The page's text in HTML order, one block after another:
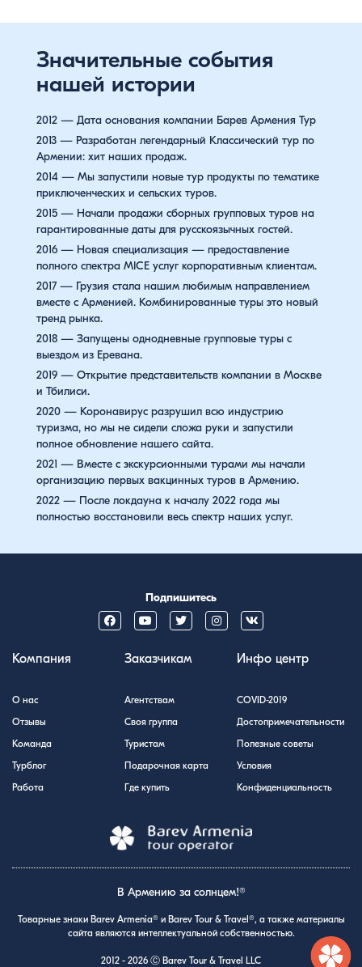
Значительные события
нашей истории
2012 — Дата основания компании Барев Армения Тур
2013 — Разработан легендарный Классический тур по
Армении: хит наших продаж.
2014 — Мы запустили новые тур продукты по тематике
приключенческих и сельских туров.
2015 — Начали продажи сборных групповых туров на
гарантированные даты для русскоязычных гостей.
2016 — Новая специализация — предоставление
полного спектра MICE услуг корпоративным клиентам.
2017 — Грузия стала нашим любимым направлением
вместе с Арменией. Комбинированные туры это новый
тренд рынка.
2018 — Запущены однодневные групповые туры с
выездом из Еревана.
2019 — Открытие представительств компании в Москве
и Тбилиси.
2020 — Коронавирус разрушил всю индустрию
туризма, но мы не сидели сложа руки и запустили
полное обновление нашего сайта.
2021 — Вместе с экскурсионными турами мы начали
организацию первых вакцинных туров в Армению.
2022 — После локдауна к началу 2022 года мы
полностью восстановили весь спектр наших услуг.
Подпишитесь
Компания
О нас
Отзывы
Команда
Турблог
Работа
Заказчикам
Агентствам
Своя группа
Туристам
Подарочная карта
Где купить
Инфо центр
COVID-2019
Достопримечательности
Полезные советы
Условия
Конфиденциальность
В Армению за солнцем!®
Товарные знаки Barev Armenia® и Barev Tour & Travel®, а также материалы
сайта являются интеллектуальной собственностью.
2012 - 2026 Ⓒ Barev Tour & Travel LLC